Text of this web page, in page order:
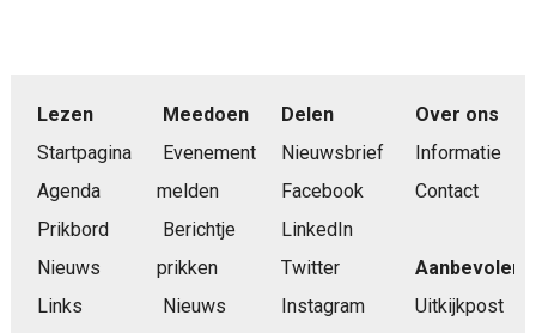
Lezen
Startpagina
Agenda
Prikbord
Nieuws
Links
Meedoen
Evenement
melden
Berichtje
prikken
Nieuws
Delen
Nieuwsbrief
Facebook
LinkedIn
Twitter
Instagram
Over ons
Informatie
Contact
Aanbevolen
Uitkijkpost